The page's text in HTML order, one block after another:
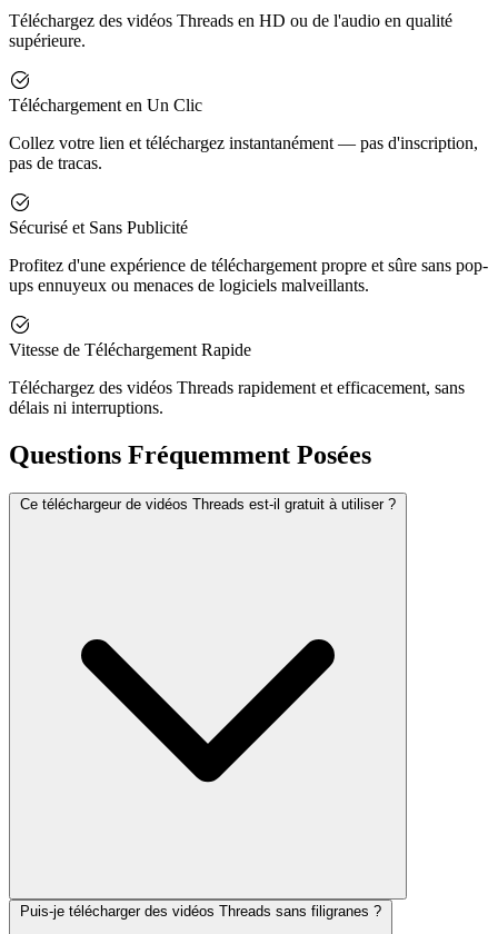
Téléchargez des vidéos Threads en HD ou de l'audio en qualité
supérieure.
Téléchargement en Un Clic
Collez votre lien et téléchargez instantanément — pas d'inscription,
pas de tracas.
Sécurisé et Sans Publicité
Profitez d'une expérience de téléchargement propre et sûre sans pop-
ups ennuyeux ou menaces de logiciels malveillants.
Vitesse de Téléchargement Rapide
Téléchargez des vidéos Threads rapidement et efficacement, sans
délais ni interruptions.
Questions Fréquemment Posées
Ce téléchargeur de vidéos Threads est-il gratuit à utiliser ?
Puis-je télécharger des vidéos Threads sans filigranes ?